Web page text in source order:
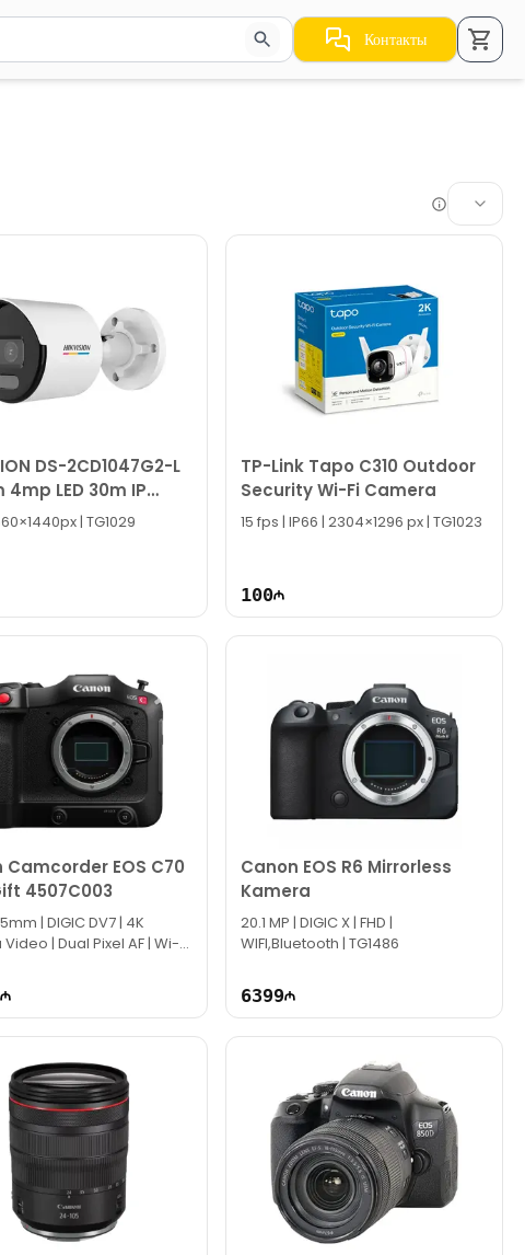
стрелки для навигации по результатам.
Контакты
DS-2CD1047G2-L
4mp LED 30m IP
Lite AcuSense
| TG1029
TP-Link Tapo C310 Outdoor
Security Wi-Fi Camera
15 fps | IP66 | 2304×1296 px | TG1023
100
Camcorder EOS C70
4507C003
| DIGIC DV7 | 4K
| Dual Pixel AF | Wi-Fi,
Canon EOS R6 Mirrorless
Kamera
20.1 MP | DIGIC X | FHD |
WIFI,Bluetooth | TG1486
6399